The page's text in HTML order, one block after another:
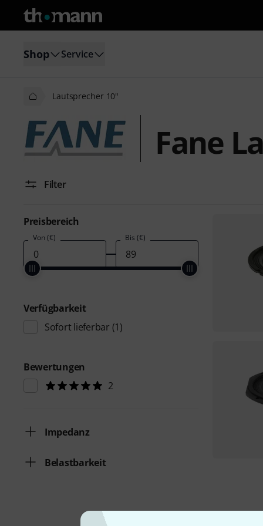
Shop Service
Lautsprecher 10"
Fane
Filter
Preisbereich
Von (€) Bis (€)
Verfügbarkeit
Sofort lieferbar (1)
Bewertungen
2
Impedanz
Belastbarkeit